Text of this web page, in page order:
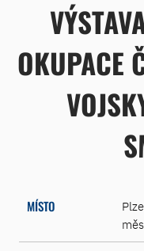
OKUPACE
MÍSTO